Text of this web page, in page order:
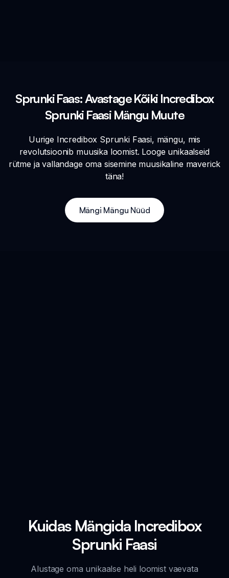
Sprunki Faas: Avastage Kõiki Incredibox
Sprunki Faasi Mängu Muute
Uurige Incredibox Sprunki Faasi, mängu, mis
revolutsioonib muusika loomist. Looge unikaalseid
rütme ja vallandage oma sisemine muusikaline maverick
täna!
Mängi Mängu Nüüd
Kuidas Mängida Incredibox
Sprunki Faasi
Alustage oma unikaalse heli loomist vaevata